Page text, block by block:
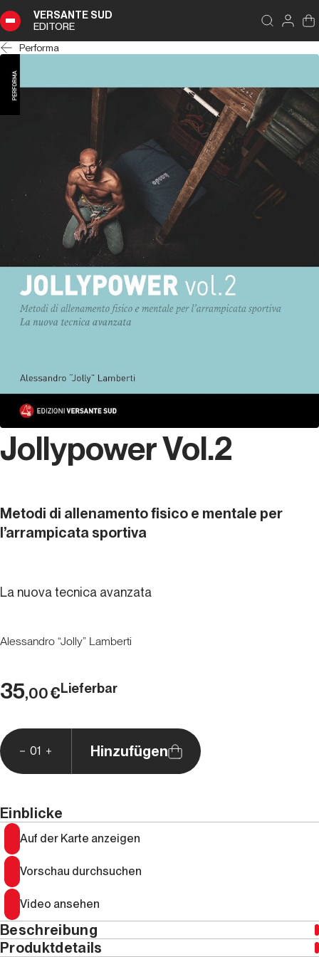
VERSANTE SUD
EDITORE
Performa
Jollypower Vol.2
Metodi di allenamento fisico e mentale per
l’arrampicata sportiva
La nuova tecnica avanzata
Alessandro “Jolly” Lamberti
35,00€Lieferbar
01 Hinzufügen
Einblicke
Auf der Karte anzeigen
Vorschau durchsuchen
Video ansehen
Beschreibung
Produktdetails